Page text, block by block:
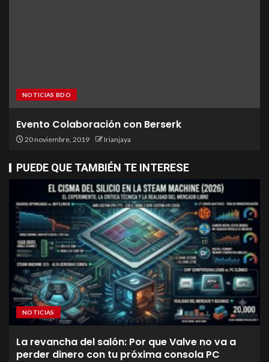
NOTICIAS BDO
Evento Colaboración con Berserk
20 noviembre, 2019 Irianjaya
PUEDE QUE TAMBIÉN TE INTERESE
NOTICIAS
La revancha del salón: Por que Valve no va a
perder dinero con tu próxima consola PC